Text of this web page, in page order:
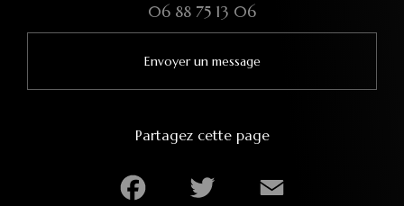
06 88 75 13 06
Envoyer un message
Partagez cette page